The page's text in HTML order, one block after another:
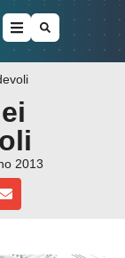
2013